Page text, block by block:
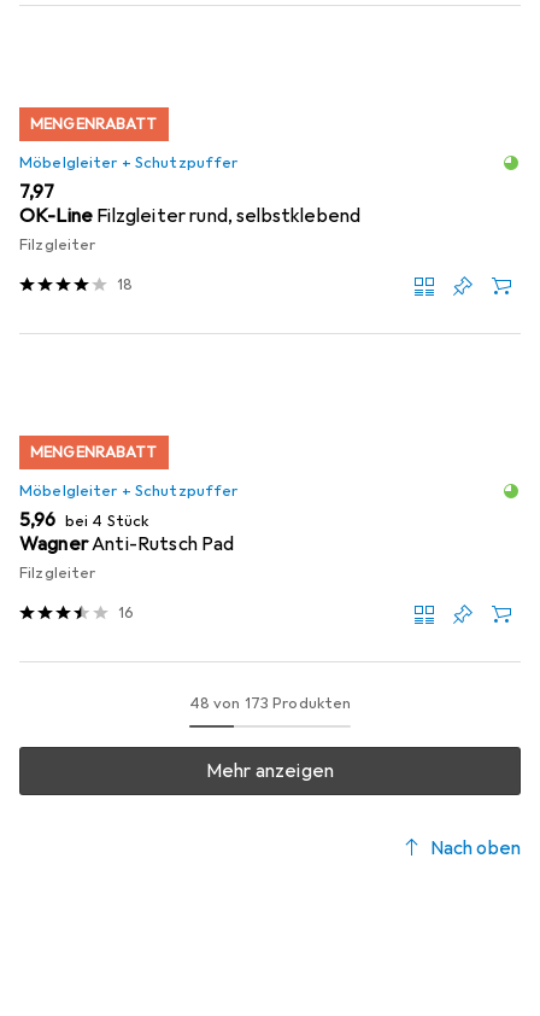
MENGENRABATT
Möbelgleiter + Schutzpuffer
EUR
7,97
OK-Line Filzgleiter rund, selbstklebend
Filzgleiter
18
MENGENRABATT
Möbelgleiter + Schutzpuffer
EUR
5,96 bei 4 Stück
WagnerAnti-Rutsch Pad
Filzgleiter
16
48 von 173 Produkten
Mehr anzeigen
Nach oben